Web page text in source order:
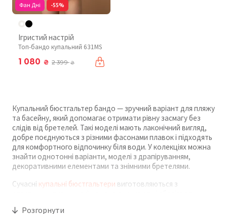
Фан Дні -55%
Ігристий настрій
Топ-бандо купальний 631MS
1 080 ₴ 2 399₴
Купальний бюстгальтер бандо — зручний варіант для пляжу
та басейну, який допомагає отримати рівну засмагу без
слідів від бретелей. Такі моделі мають лаконічний вигляд,
добре поєднуються з різними фасонами плавок і підходять
для комфортного відпочинку біля води. У колекціях можна
знайти однотонні варіанти, моделі з драпіруванням,
декоративними елементами та знімними бретелями.
Сучасні купальні бюстгальтери виготовляються з
Розгорнути